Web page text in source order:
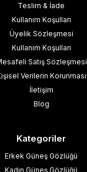
Teslim & İade
Kullanım Koşulları
Üyelik Sözleşmesi
Kullanım Koşulları
Satış Sözleşmesi
Verilerin Korunması
İletişim
Blog
Kategoriler
Erkek Güneş Gözlüğü
Kadın Güneş Gözlüğü